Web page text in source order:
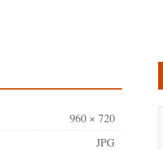
960 × 720
JPG